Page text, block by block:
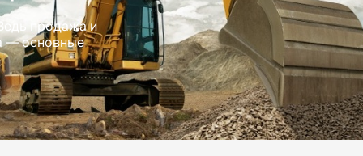
продажа и
— основные